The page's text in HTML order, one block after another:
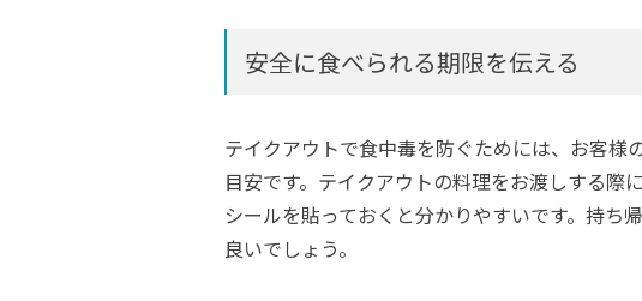
安全に食べられる期限を伝える
テイクアウトで食中毒を防ぐためには、お客
目安です。テイクアウトの料理をお渡しする
シールを貼っておくと分かりやすいです。持ち
良いでしょう。